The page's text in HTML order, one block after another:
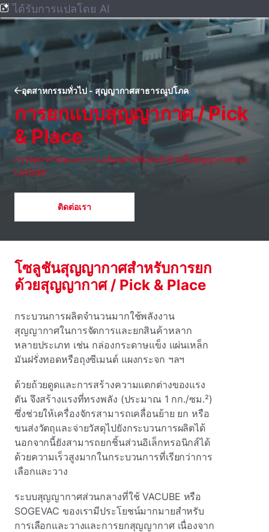
ได้รับการแปลโดย AI
อุตสาหกรรมทั่วไป - สุญญากาศสาธารณูปโภค
การยกแบบสุญญากาศ / Pick
& Place
การจัดการวัสดุและการเคลื่อนย้ายที่แม่นยําด้วยปั๊มสุญญากาศของ
Leybold
ติดต่อเรา
โซลูชันสุญญากาศสําหรับการยก
ด้วยสุญญากาศ / Pick & Place
กระบวนการผลิตจํานวนมากใช้พลังงาน
สุญญากาศในการจัดการและยกสินค้าหลาก
หลายประเภท เช่น กล่องกระดาษแข็ง แผ่นเหล็ก
มันฝรั่งทอดหรือถุงซีเมนต์ แผงกระจก ฯลฯ
ด้วยถ้วยดูดและการสร้างความแตกต่างของแรง
ดัน จึงสร้างแรงที่ทรงพลัง (ประมาณ 1 กก./ซม.²)
ซึ่งช่วยให้เครื่องจักรสามารถเคลื่อนย้าย ยก หรือ
ขนส่งวัตถุและจ่ายวัสดุไปยังกระบวนการผลิตได้
นอกจากนี้ยังสามารถยกชิ้นส่วนอิเล็กทรอนิกส์ได้
ด้วยความเร็วสูงมากในกระบวนการที่เรียกว่าการ
เลือกและวาง
ระบบสุญญากาศส่วนกลางที่ใช้ VACUBE หรือ
SOGEVAC ของเรามีประโยชน์มากมายสําหรับ
การเลือกและวางและการยกสุญญากาศ เนื่องจาก